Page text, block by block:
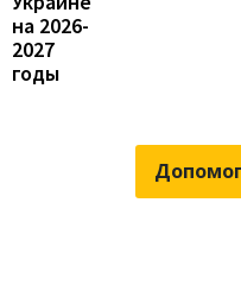
на 2026-
2027
годы